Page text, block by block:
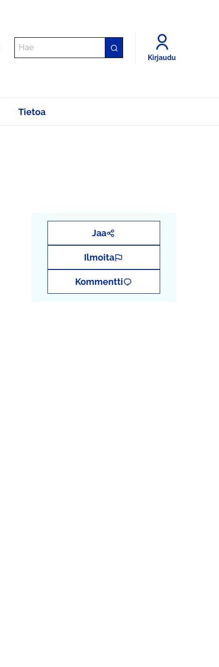
Kirjaudu
Tietoa
Jaa
Ilmoita
Kommentti